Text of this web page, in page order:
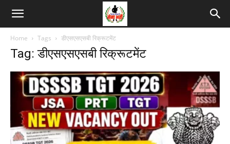
Home Tags डीएसएसएसबी रिक्रूटमेंट
Tag: डीएसएसएसबी रिक्रूटमेंट